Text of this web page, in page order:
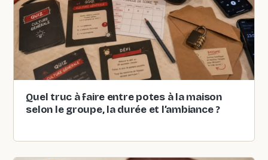
Quel truc à faire entre potes à la maison
selon le groupe, la durée et l’ambiance ?